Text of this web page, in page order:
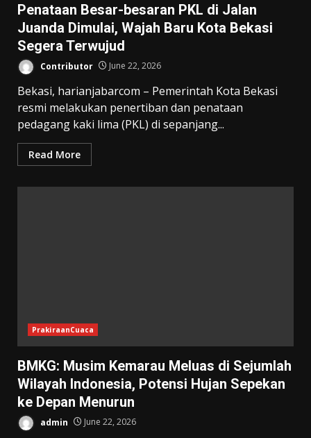
Penataan Besar-besaran PKL di Jalan
Juanda Dimulai, Wajah Baru Kota Bekasi
Segera Terwujud
Contributor June 22, 2026
Bekasi, harianjabarcom – Pemerintah Kota Bekasi
resmi melakukan penertiban dan penataan
pedagang kaki lima (PKL) di sepanjang...
Read More
PrakiraanCuaca
BMKG: Musim Kemarau Meluas di Sejumlah
Wilayah Indonesia, Potensi Hujan Sepekan
ke Depan Menurun
admin June 22, 2026